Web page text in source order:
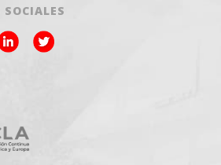
SOCIALES